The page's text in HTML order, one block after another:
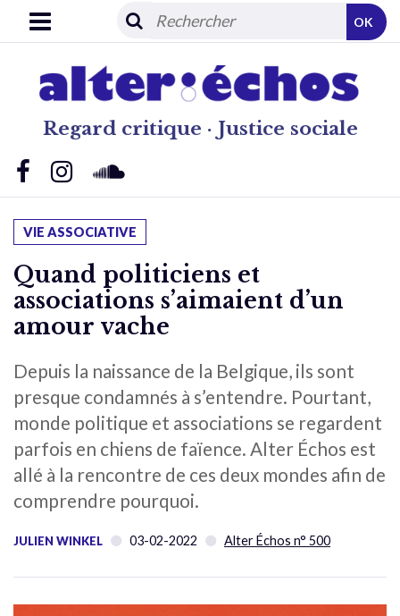
Regard critique · Justice sociale
OK
VIE ASSOCIATIVE
Quand politiciens et
associations s’aimaient d’un
amour vache
Depuis la naissance de la Belgique, ils sont
presque condamnés à s’entendre. Pourtant,
monde politique et associations se regardent
parfois en chiens de faïence. Alter Échos est
allé à la rencontre de ces deux mondes afin de
comprendre pourquoi.
JULIEN WINKEL 03-02-2022 Alter Échos n° 500